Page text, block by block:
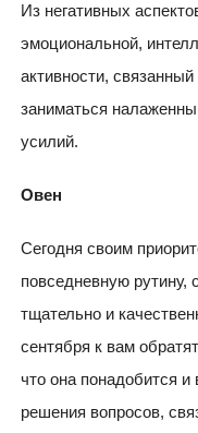
Из негативных
эмоциональной,
активности,
заниматься
усилий.
Овен
Сегодня своим
повседневную рутину,
тщательно и
сентября к вам
что она понадобится
решения вопросов,